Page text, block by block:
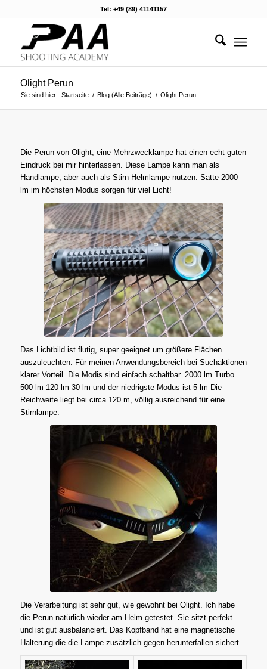
Tel: +49 (89) 41141157
Olight Perun
Sie sind hier: Startseite / Blog (Alle Beiträge) / Olight Perun
Die Perun von Olight, eine Mehrzwecklampe hat einen echt guten
Eindruck bei mir hinterlassen. Diese Lampe kann man als
Handlampe, aber auch als Stirn-Helmlampe nutzen. Satte 2000
lm im höchsten Modus sorgen für viel Licht!
Das Lichtbild ist flutig, super geeignet um größere Flächen
auszuleuchten. Für meinen Anwendungsbereich bei Suchaktionen
klarer Vorteil. Die Modis sind einfach schaltbar. 2000 lm Turbo
500 lm 120 lm 30 lm und der niedrigste Modus ist 5 lm Die
Reichweite liegt bei circa 120 m, völlig ausreichend für eine
Stirnlampe.
Die Verarbeitung ist sehr gut, wie gewohnt bei Olight. Ich habe
die Perun natürlich wieder am Helm getestet. Sie sitzt perfekt
und ist gut ausbalanciert. Das Kopfband hat eine magnetische
Halterung die die Lampe zusätzlich gegen herunterfallen sichert.